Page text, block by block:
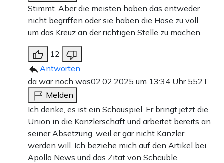
Stimmt. Aber die meisten haben das entweder
nicht begriffen oder sie haben die Hose zu voll,
um das Kreuz an der richtigen Stelle zu machen.
12
Antworten
da war noch was02.02.2025 um 13:34 Uhr 552T
Melden
Ich denke, es ist ein Schauspiel. Er bringt jetzt die
Union in die Kanzlerschaft und arbeitet bereits an
seiner Absetzung, weil er gar nicht Kanzler
werden will. Ich beziehe mich auf den Artikel bei
Apollo News und das Zitat von Schäuble.